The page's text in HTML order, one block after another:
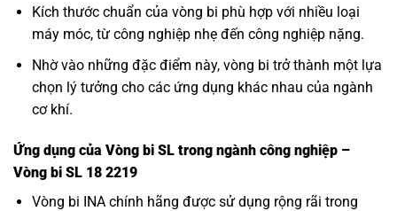
Kích thước chuẩn của vòng bi phù hợp với nhiều loại
máy móc, từ công nghiệp nhẹ đến công nghiệp nặng.
Nhờ vào những đặc điểm này, vòng bi trở thành một lựa
chọn lý tưởng cho các ứng dụng khác nhau của ngành
cơ khí.
Ứng dụng của Vòng bi SL trong ngành công nghiệp –
Vòng bi SL 18 2219
Vòng bi INAchính hãng được sử dụng rộng rãi trong